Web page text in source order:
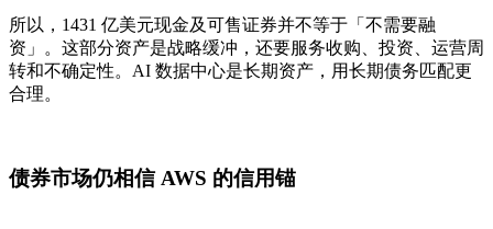
所以，1431 亿美元现金及可售证券并不等于「不需要融
资」。这部分资产是战略缓冲，还要服务收购、投资、运营周
转和不确定性。AI 数据中心是长期资产，用长期债务匹配更
合理。
债券市场仍相信 AWS 的信用锚